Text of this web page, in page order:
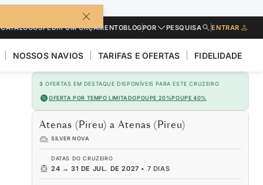
CATÁLOGOSPEDIR UM ORÇAMENTOBLOGPOR PESQUISA ENTRAR
NOSSOS NAVIOS TARIFAS E OFERTAS FIDELIDADE
3 OFERTAS EM DESTAQUE DISPONÍVEIS PARA ESTE CRUZEIRO
OFERTA POR TEMPO LIMITADOPOUPE 20%POUPE 40%
Atenas (Pireu) a Atenas (Pireu)
SILVER NOVA
DATAS DO CRUZEIRO
24 → 31 DE JUL. DE 2027 • 7 DIAS